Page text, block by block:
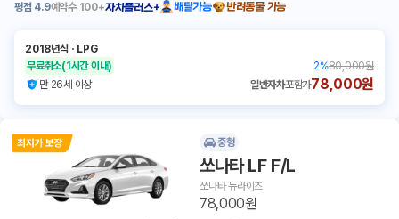
평점 4.9예약수 100+자차플러스+ 배달가능 반려동물 가능
2018년식 ㆍ LPG
무료취소(1시간 이내) 2%80,000원
만 26세 이상
일반자차포함가78,000원
중형
쏘나타 LF F/L
쏘나타 뉴라이즈
78,000원